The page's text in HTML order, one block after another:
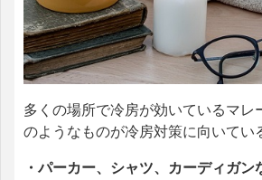
多くの場所で冷房が効いているマレ
のようなものが冷房対策に向いてい
・パーカー、シャツ、カーディガ